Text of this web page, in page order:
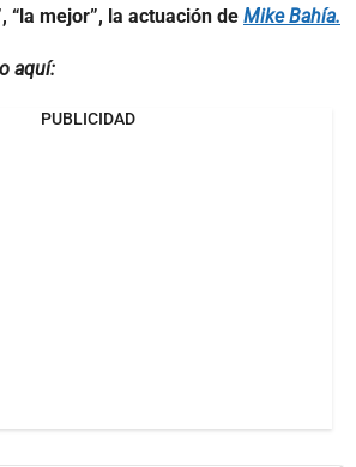
“la mejor”, la actuación de Mike Bahía.
aquí:
PUBLICIDAD